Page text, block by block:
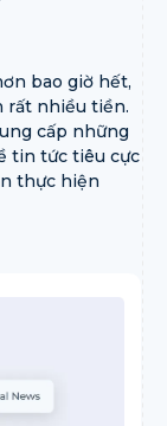
bao giờ hết,
rất nhiều tiền.
cấp những
tin tức tiêu cực
thực hiện